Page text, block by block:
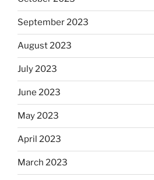
September 2023
August 2023
July 2023
June 2023
May 2023
April 2023
March 2023